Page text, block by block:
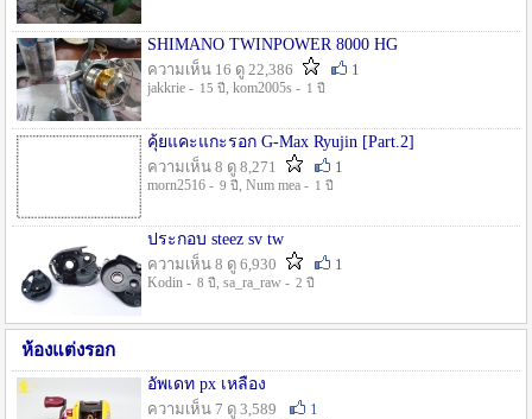
SHIMANO TWINPOWER 8000 HG
ความเห็น 16 ดู 22,386
1
jakkrie - 15 ปี , kom2005s - 1 ปี
คุ้ยแคะแกะรอก G-Max Ryujin [Part.2]
ความเห็น 8 ดู 8,271
1
morn2516 - 9 ปี , Num mea - 1 ปี
ประกอบ steez sv tw
ความเห็น 8 ดู 6,930
1
Kodin - 8 ปี , sa_ra_raw - 2 ปี
ห้องแต่งรอก
อัพเดท px เหลือง
ความเห็น 7 ดู 3,589
1